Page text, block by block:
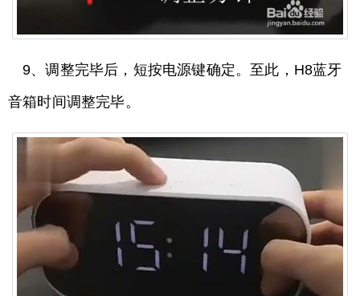
9、调整完毕后，短按电源键确定。至此，H8蓝牙
音箱时间调整完毕。